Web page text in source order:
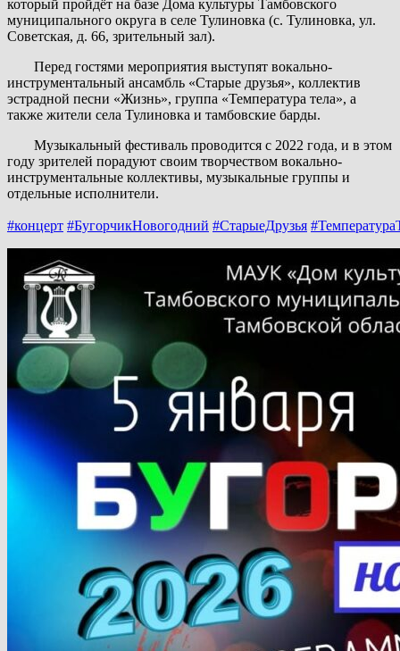
который пройдёт на базе Дома культуры Тамбовского
муниципального округа в селе Тулиновка (с. Тулиновка, ул.
Советская, д. 66, зрительный зал).
Перед гостями мероприятия выступят вокально-
инструментальный ансамбль «Старые друзья», коллектив
эстрадной песни «Жизнь», группа «Температура тела», а
также жители села Тулиновка и тамбовские барды.
Музыкальный фестиваль проводится с 2022 года, и в этом
году зрителей порадуют своим творчеством вокально-
инструментальные коллективы, музыкальные группы и
отдельные исполнители.
#концерт #БугорчикНовогодний #СтарыеДрузья